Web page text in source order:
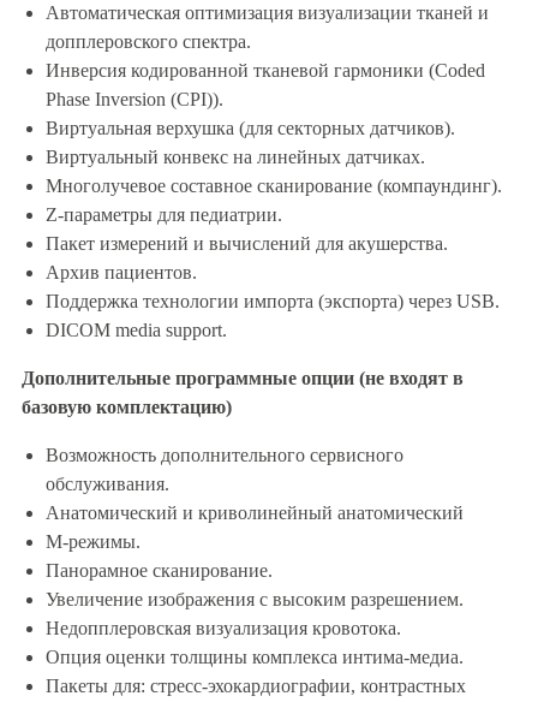
Автоматическая оптимизация визуализации тканей и
допплеровского спектра.
Инверсия кодированной тканевой гармоники (Coded
Phase Inversion (CPI)).
Виртуальная верхушка (для секторных датчиков).
Виртуальный конвекс на линейных датчиках.
Многолучевое составное сканирование (компаундинг).
Z-параметры для педиатрии.
Пакет измерений и вычислений для акушерства.
Архив пациентов.
Поддержка технологии импорта (экспорта) через USB.
DICOM media support.
Дополнительные программные опции (не входятв
базовую комплектацию)
Возможность дополнительного сервисного
обслуживания.
Анатомический и криволинейный анатомический
М-режимы.
Панорамное сканирование.
Увеличение изображения с высоким разрешением.
Недопплеровская визуализация кровотока.
Опция оценки толщины комплекса интима-медиа.
Пакеты для: стресс-эхокардиографии, контрастных